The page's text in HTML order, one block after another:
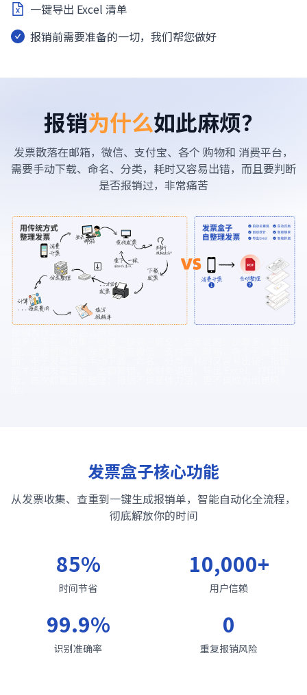
一键导出 Excel 清单
报销前需要准备的一切，我们帮您做好
报销为什么如此麻烦？
发票散落在邮箱，微信、支付宝、各个 购物和 消费平台，
需要手动下载、命名、分类，耗时又容易出错，而且要判断
是否报销过，非常痛苦
发票盒子核心功能
从发票收集、查重到一键生成报销单，智能自动化全流程，
彻底解放你的时间
85%
时间节省
10,000+
用户信赖
99.9%
识别准确率
0
重复报销风险